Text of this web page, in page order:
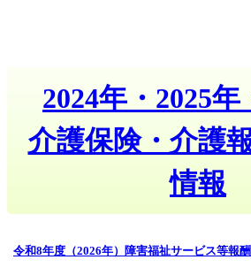
2024年・2025年
介護保険・介護
情報
令和8年度（2026年）障害福祉サービス等報